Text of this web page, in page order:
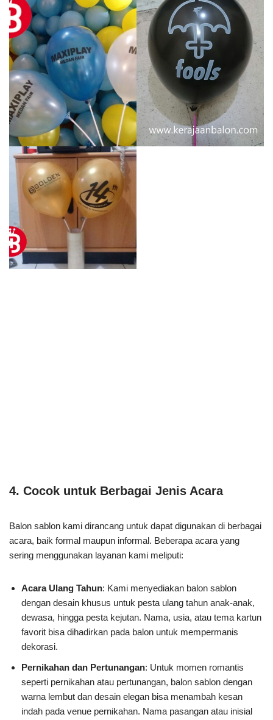
4. Cocok untuk Berbagai Jenis Acara
Balon sablon kami dirancang untuk dapat digunakan di berbagai
acara, baik formal maupun informal. Beberapa acara yang
sering menggunakan layanan kami meliputi:
Acara Ulang Tahun: Kami menyediakan balon sablon
dengan desain khusus untuk pesta ulang tahun anak-anak,
dewasa, hingga pesta kejutan. Nama, usia, atau tema kartun
favorit bisa dihadirkan pada balon untuk mempermanis
dekorasi.
Pernikahan dan Pertunangan: Untuk momen romantis
seperti pernikahan atau pertunangan, balon sablon dengan
warna lembut dan desain elegan bisa menambah kesan
indah pada venue pernikahan. Nama pasangan atau inisial